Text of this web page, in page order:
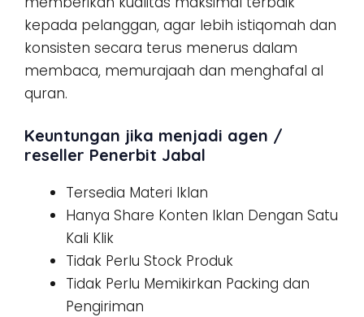
kepada pelanggan, agar lebih istiqomah dan
konsisten secara terus menerus dalam
membaca, memurajaah dan menghafal al
quran.
Keuntungan jika menjadi agen /
reseller Penerbit Jabal
Tersedia Materi Iklan
Hanya Share Konten Iklan Dengan Satu
Kali Klik
Tidak Perlu Stock Produk
Tidak Perlu Memikirkan Packing dan
Pengiriman